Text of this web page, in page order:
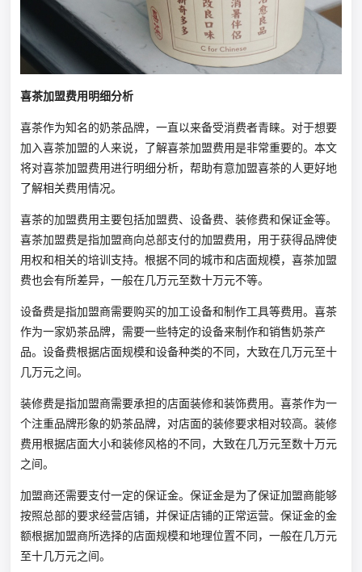
喜茶加盟费用明细分析
喜茶作为知名的奶茶品牌，一直以来备受消费者青睐。对于想要
加入喜茶加盟的人来说，了解喜茶加盟费用是非常重要的。本文
将对喜茶加盟费用进行明细分析，帮助有意加盟喜茶的人更好地
了解相关费用情况。
喜茶的加盟费用主要包括加盟费、设备费、装修费和保证金等。
喜茶加盟费是指加盟商向总部支付的加盟费用，用于获得品牌使
用权和相关的培训支持。根据不同的城市和店面规模，喜茶加盟
费也会有所差异，一般在几万元至数十万元不等。
设备费是指加盟商需要购买的加工设备和制作工具等费用。喜茶
作为一家奶茶品牌，需要一些特定的设备来制作和销售奶茶产
品。设备费根据店面规模和设备种类的不同，大致在几万元至十
几万元之间。
装修费是指加盟商需要承担的店面装修和装饰费用。喜茶作为一
个注重品牌形象的奶茶品牌，对店面的装修要求相对较高。装修
费用根据店面大小和装修风格的不同，大致在几万元至数十万元
之间。
加盟商还需要支付一定的保证金。保证金是为了保证加盟商能够
按照总部的要求经营店铺，并保证店铺的正常运营。保证金的金
额根据加盟商所选择的店面规模和地理位置不同，一般在几万元
至十几万元之间。